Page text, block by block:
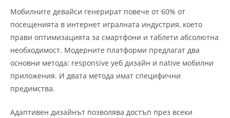
Мобилните девайси генерират повече от 60% от
посещенията в интернет игралната индустрия, което
прави оптимизацията за смартфони и таблети абсолютна
необходимост. Модерните платформи предлагат два
основни метода: responsive уеб дизайн и native мобилни
приложения. И двата метода имат специфични
предимства.
Адаптивен дизайнът позволява достъп през всеки